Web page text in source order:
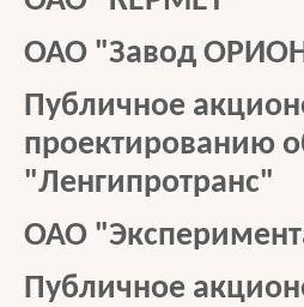
ОАО "Завод
Публичное
проектированию
"Ленгипротранс"
ОАО
Публичное